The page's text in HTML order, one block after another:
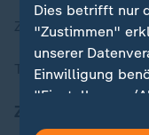
ZDFheute Stories
Themen im
Dies betrifft nur
"Zustimmen"
unserer
Einwilligung
"Einstellungen/